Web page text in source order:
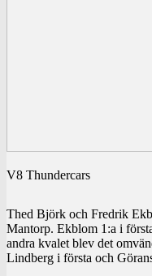
V8 Thundercars
Thed Björk och Fredrik
Mantorp. Ekblom 1:a i
andra kvalet blev det
Lindberg i första och